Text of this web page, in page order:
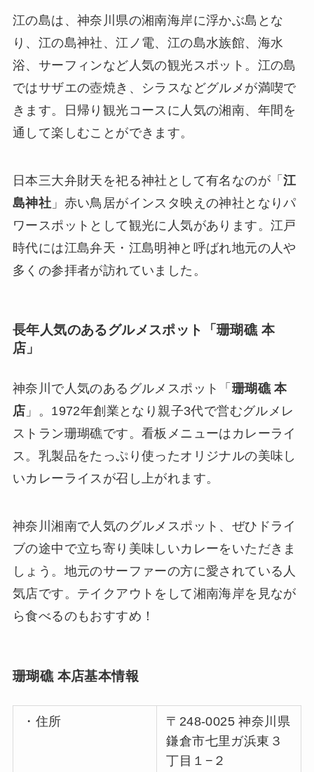
江の島は、神奈川県の湘南海岸に浮かぶ島とな
り、江の島神社、江ノ電、江の島水族館、海水
浴、サーフィンなど人気の観光スポット。江の島
ではサザエの壺焼き、シラスなどグルメが満喫で
きます。日帰り観光コースに人気の湘南、年間を
通して楽しむことができます。
日本三大弁財天を祀る神社として有名なのが「江
島神社 」赤い鳥居がインスタ映えの神社となりパ
ワースポットとして観光に人気があります。江戸
時代には江島弁天・江島明神と呼ばれ地元の人や
多くの参拝者が訪れていました。
長年人気のあるグルメスポット「珊瑚礁 本
店」
神奈川で人気のあるグルメスポット「 珊瑚礁 本
店 」。1972年創業となり親子3代で営むグルメレ
ストラン珊瑚礁です。看板メニューはカレーライ
ス。乳製品をたっぷり使ったオリジナルの美味し
いカレーライスが召し上がれます。
神奈川湘南で人気のグルメスポット、ぜひドライ
ブの途中で立ち寄り美味しいカレーをいただきま
しょう。地元のサーファーの方に愛されている人
気店です。テイクアウトをして湘南海岸を見なが
ら食べるのもおすすめ！
珊瑚礁 本店基本情報
・住所
〒248-0025 神奈川県
鎌倉市七里ガ浜東３
丁目１−２